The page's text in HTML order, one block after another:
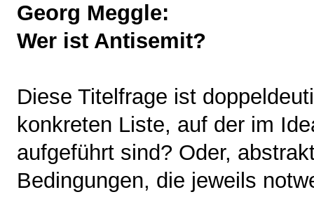
Georg Meggle:
Wer ist Antisemit?
Diese Titelfrage ist
konkreten Liste, auf der im
aufgeführt sind? Oder,
Bedingungen, die jeweils